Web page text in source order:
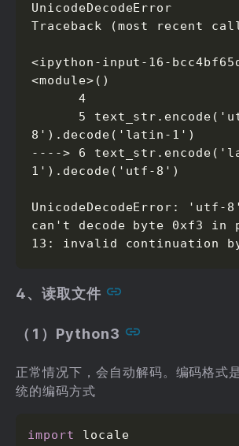
UnicodeDecodeError
Traceback (most recent
<ipython-input-16-
<module>()
8').decode('latin-1')
----> 6
1').decode('utf-8')
UnicodeDecodeError: 'utf-
can't decode byte 0xf3 in
13: invalid continuation
4、读取文件
（1）Python3
正常情况下，会自动解码。编码格式
统的编码方式
import
locale